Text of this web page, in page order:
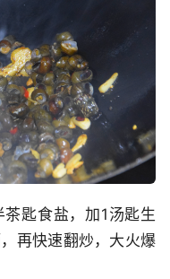
匙食盐，加1汤匙生
再快速翻炒，大火爆